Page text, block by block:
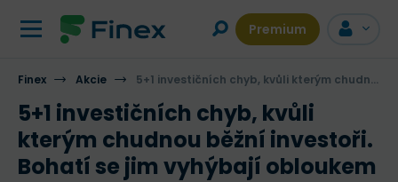
Premium
Finex Akcie 5+1 investičních chyb, kvůli kterým chudnou běžní investoři. Bohatí se jim vyhýbají obloukem
5+1 investičních chyb, kvůli
kterým chudnou běžní investoři.
Bohatí se jim vyhýbají obloukem